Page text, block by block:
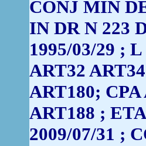
CONJ MIN
IN DR N 223
1995/03/29 ;
ART32
ART180; CPA
ART188 ;
2009/07/31 ;